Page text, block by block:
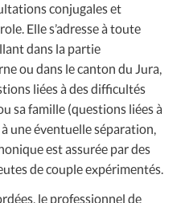
conjugales et
Elle s’adresse à toute
dans la partie
ou dans le canton du Jura,
liées à des difficultés
sa famille (questions liées à
une éventuelle séparation,
est assurée par des
de couple expérimentés.
le professionnel de